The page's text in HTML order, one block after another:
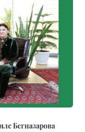
Бегназарова